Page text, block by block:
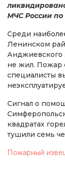
МЧС России по
Среди
Ленинском
Анджиевского
не жил. Пожар
специалисты
Сигнал о
квадратах
тушили семь
Пожарный